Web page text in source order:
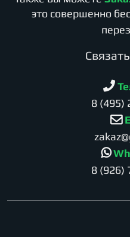
это совершенно
8 (495)
8 (926)